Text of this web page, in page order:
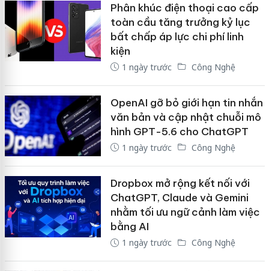
Phân khúc điện thoại cao cấp
toàn cầu tăng trưởng kỷ lục
bất chấp áp lực chi phí linh
kiện
1 ngày trước Công Nghệ
OpenAI gỡ bỏ giới hạn tin nhắn
văn bản và cập nhật chuỗi mô
hình GPT-5.6 cho ChatGPT
1 ngày trước Công Nghệ
Dropbox mở rộng kết nối với
ChatGPT, Claude và Gemini
nhằm tối ưu ngữ cảnh làm việc
bằng AI
1 ngày trước Công Nghệ